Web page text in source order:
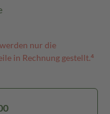
nur die
in Rechnung gestellt.⁴